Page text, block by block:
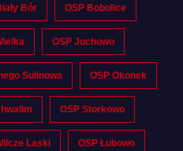
Bór OSP Bobolice
OSP Juchowo
Sulinowa OSP Okonek
OSP Storkowo
Laski OSP Łubowo